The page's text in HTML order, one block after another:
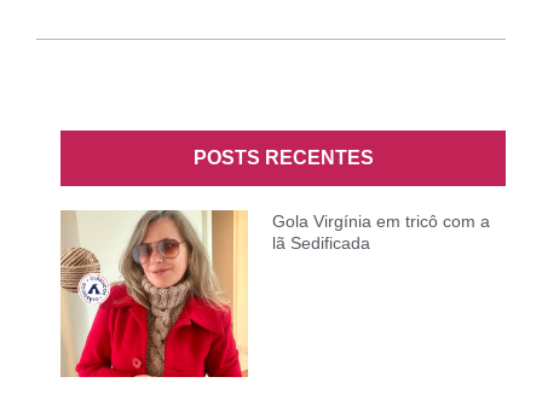
POSTS RECENTES
Gola Virgínia em tricô com a
lã Sedificada